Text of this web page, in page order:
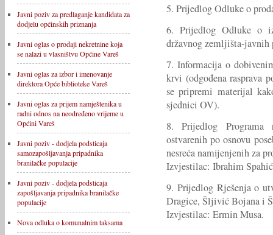
Javni poziv za predlaganje kandidata za
dodjelu općinskih priznanja
Javni oglas o prodaji nekretnine koja
se nalazi u vlasništvu Općine Vareš
Javni oglas za izbor i imenovanje
direktora Opće biblioteke Vareš
Javni oglas za prijem namještenika u
radni odnos na neodređeno vrijeme u
Općini Vareš
Javni poziv - dodjela podsticaja
samozapošljavanja pripadnika
branilačke populacije
Javni poziv - dodjela podsticaja
zapošljavanja pripadnika branilačke
populacije
Nova odluka o komunalnim taksama
5. Prijedlog Odluke o
6. Prijedlog Odluke o
državnog zemljišta-javnih
7. Informacija o
krvi (odgođena rasprava
se pripremi materijal
sjednici OV).
8. Prijedlog Programa
ostvarenih po osnovu
nesreća namijenjenih za
Izvjestilac: Ibrahim
9. Prijedlog Rješenja o
Dragice, Šljivić Bojana i
Izvjestilac: Ermin Musa.